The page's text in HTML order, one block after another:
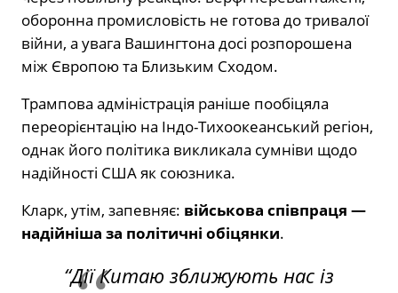
оборонна промисловість не готова до тривалої
війни, а увага Вашингтона досі розпорошена
між Європою та Близьким Сходом.
Трампова адміністрація раніше пообіцяла
переорієнтацію на Індо-Тихоокеанський регіон,
однак його політика викликала сумніви щодо
надійності США як союзника.
Кларк, утім, запевняє: військова співпраця —
надійніша за політичні обіцянки.
“Дії Китаю зближують нас із